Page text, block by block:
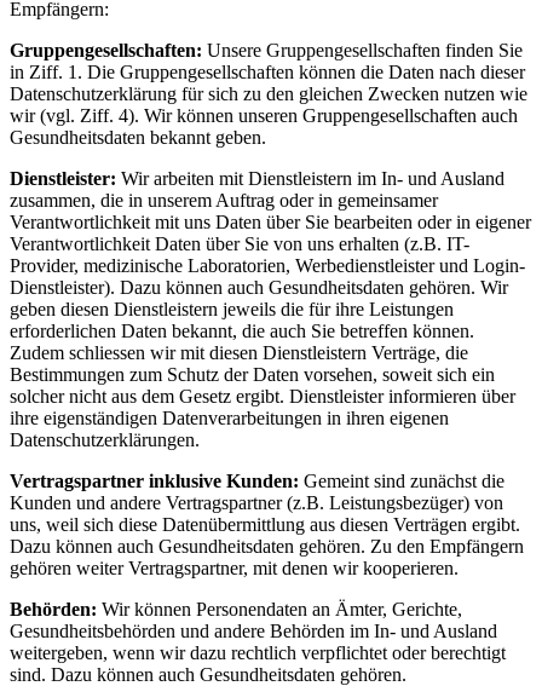
Empfängern:
Gruppengesellschaften: Unsere Gruppengesellschaften finden Sie
in Ziff. 1. Die Gruppengesellschaften können die Daten nach dieser
Datenschutzerklärung für sich zu den gleichen Zwecken nutzen wie
wir (vgl. Ziff. 4). Wir können unseren Gruppengesellschaften auch
Gesundheitsdaten bekannt geben.
Dienstleister: Wir arbeiten mit Dienstleistern im In- und Ausland
zusammen, die in unserem Auftrag oder in gemeinsamer
Verantwortlichkeit mit uns Daten über Sie bearbeiten oder in eigener
Verantwortlichkeit Daten über Sie von uns erhalten (z.B. IT-
Provider, medizinische Laboratorien, Werbedienstleister und Login-
Dienstleister). Dazu können auch Gesundheitsdaten gehören. Wir
geben diesen Dienstleistern jeweils die für ihre Leistungen
erforderlichen Daten bekannt, die auch Sie betreffen können.
Zudem schliessen wir mit diesen Dienstleistern Verträge, die
Bestimmungen zum Schutz der Daten vorsehen, soweit sich ein
solcher nicht aus dem Gesetz ergibt. Dienstleister informieren über
ihre eigenständigen Datenverarbeitungen in ihren eigenen
Datenschutzerklärungen.
Vertragspartner inklusive Kunden: Gemeint sind zunächst die
Kunden und andere Vertragspartner (z.B. Leistungsbezüger) von
uns, weil sich diese Datenübermittlung aus diesen Verträgen ergibt.
Dazu können auch Gesundheitsdaten gehören. Zu den Empfängern
gehören weiter Vertragspartner, mit denen wir kooperieren.
Behörden: Wir können Personendaten an Ämter, Gerichte,
Gesundheitsbehörden und andere Behörden im In- und Ausland
weitergeben, wenn wir dazu rechtlich verpflichtet oder berechtigt
sind. Dazu können auch Gesundheitsdaten gehören.